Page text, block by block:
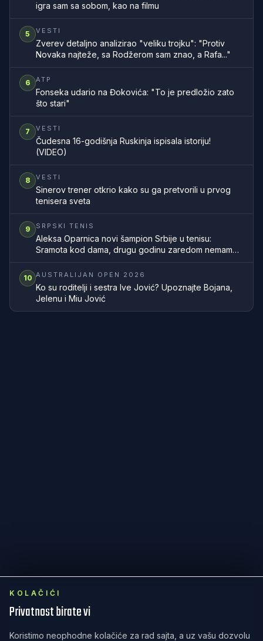
igra sam sa sobom, kao na filmu
5 VESTI
Zverev detaljno analizirao "veliku trojku": "Protiv
Novaka najteže, sa Rodžerom sam znao, a Rafa..."
6 ATP
Fonseka udario na Đokovića: "To je predložio zato
što stari"
7 VESTI
Čudesna 16-godišnja Ruskinja ispisala istoriju!
(VIDEO)
8 VESTI
Sinerov trener otkrio kako su ga pretvorili u prvog
tenisera sveta
9 SRPSKI TENIS
Aleksa Oparnica novi šampion Srbije u tenisu:
Sramota kod dama, drugu godinu zaredom nemamo
10 AUSTRALIJAN OPEN 2026
Ko su roditelji i sestra Ive Jović? Upoznajte Bojana,
Jelenu i Miu Jović
KOLAČIĆI
Privatnost birate vi
Koristimo neophodne kolačiće za rad sajta, a uz vašu dozvolu